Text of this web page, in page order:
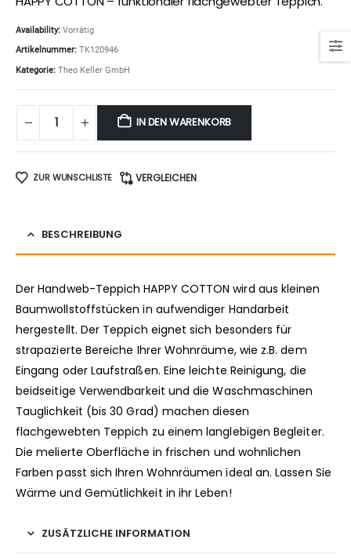
Availability: Vorrätig
Artikelnummer: TK120946
Kategorie: Theo Keller GmbH
IN DEN WARENKORB
ZUR WUNSCHLISTE VERGLEICHEN
BESCHREIBUNG
Der Handweb-Teppich HAPPY COTTON wird aus kleinen
Baumwollstoffstücken in aufwendiger Handarbeit
hergestellt. Der Teppich eignet sich besonders für
strapazierte Bereiche Ihrer Wohnräume, wie z.B. dem
Eingang oder Laufstraßen. Eine leichte Reinigung, die
beidseitige Verwendbarkeit und die Waschmaschinen
Tauglichkeit (bis 30 Grad) machen diesen
flachgewebten Teppich zu einem langlebigen Begleiter.
Die melierte Oberfläche in frischen und wohnlichen
Farben passt sich Ihren Wohnräumen ideal an. Lassen Sie
Wärme und Gemütlichkeit in ihr Leben!
ZUSÄTZLICHE INFORMATION